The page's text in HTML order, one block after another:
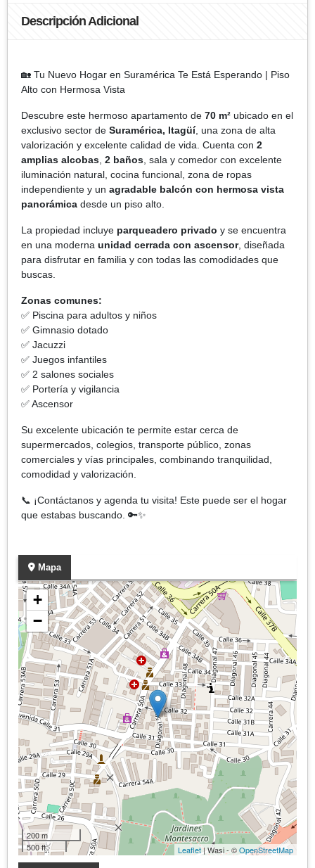
Descripción Adicional
🏡 Tu Nuevo Hogar en Suramérica Te Está Esperando | Piso
Alto con Hermosa Vista
Descubre este hermoso apartamento de 70 m² ubicado en el
exclusivo sector de Suramérica, Itagüí, una zona de alta
valorización y excelente calidad de vida. Cuenta con 2
amplias alcobas 2 baños , sala y comedor con excelente
iluminación natural, cocina funcional, zona de ropas
independiente y un agradable balcón con hermosa vista
panorámica desde un piso alto.
La propiedad incluye parqueadero privado y se encuentra
en una moderna unidad cerrada con ascensor, diseñada
para disfrutar en familia y con todas las comodidades que
buscas.
Zonas comunes:
✅ Piscina para adultos y niños
✅ Gimnasio dotado
✅ Jacuzzi
✅ Juegos infantiles
✅ 2 salones sociales
✅ Portería y vigilancia
✅ Ascensor
Su excelente ubicación te permite estar cerca de
supermercados, colegios, transporte público, zonas
comerciales y vías principales, combinando tranquilidad,
comodidad y valorización.
📞 ¡Contáctanos y agenda tu visita! Este puede ser el hogar
que estabas buscando. 🔑✨
Mapa
+
−
200 m
500 ft
Leaflet| Wasi - ©OpenStreetMap